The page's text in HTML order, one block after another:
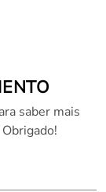
saber mais